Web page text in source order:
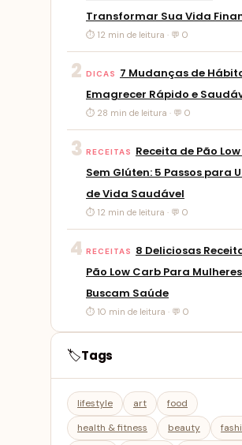
Transformar Sua Vida
⏱ 12 min de leitura · 💬 0
2 DICAS
7 Mudanças de
Emagrecer Rápido e
⏱ 28 min de leitura · 💬 0
3 RECEITAS
Receita de Pão
Sem Glúten: 5 Passos para
de Vida Saudável
⏱ 12 min de leitura · 💬 0
4 RECEITAS
8 Deliciosas
Pão Low Carb Para
Buscam Saúde
⏱ 10 min de leitura · 💬 0
🏷️Tags
lifestyle art
food
health & fitness
beauty